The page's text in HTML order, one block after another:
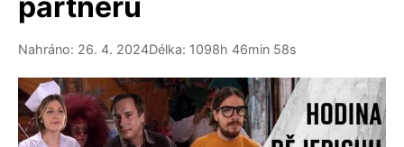
Nahráno: 26. 4. 2024Délka: 1098h 46min 58s